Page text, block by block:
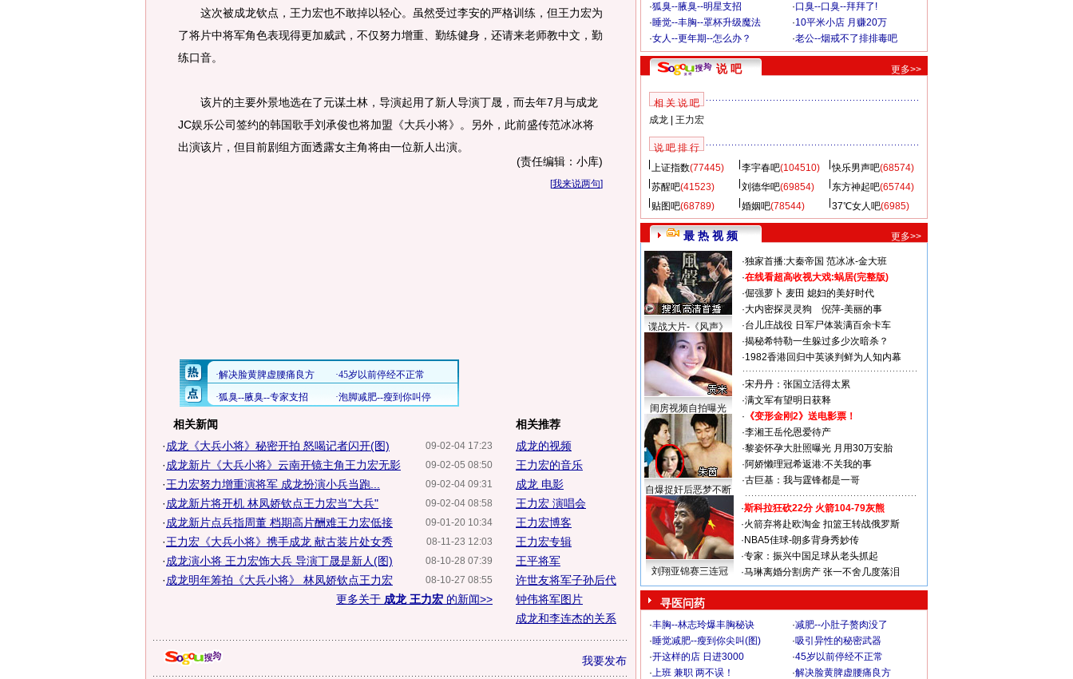
这次被成龙钦点，王力宏也不敢掉以轻心。虽然受过李安的严格训练，但王力宏为
了将片中将军角色表现得更加威武，不仅努力增重、勤练健身，还请来老师教中文，勤
练口音。
该片的主要外景地选在了元谋土林，导演起用了新人导演丁晟，而去年7月与成龙
JC娱乐公司签约的韩国歌手刘承俊也将加盟《大兵小将》。另外，此前盛传范冰冰将
出演该片，但目前剧组方面透露女主角将由一位新人出演。
(责任编辑：小库)
[我来说两句]
相关新闻
09-02-04 17:23
·成龙《大兵小将》秘密开拍 怒喝记者闪开(图)
09-02-05 08:50
·成龙新片《大兵小将》云南开镜主角王力宏无影
09-02-04 09:31
·王力宏努力增重演将军 成龙扮演小兵当跑...
09-02-04 08:58
·成龙新片将开机 林凤娇钦点王力宏当"大兵"
09-01-20 10:34
·成龙新片点兵指周董 档期高片酬难王力宏低接
08-11-23 12:03
·王力宏《大兵小将》携手成龙 献古装片处女秀
08-10-28 07:39
·成龙演小将 王力宏饰大兵 导演丁晟是新人(图)
08-10-27 08:55
·成龙明年筹拍《大兵小将》 林凤娇钦点王力宏
更多关于 成龙 王力宏 的新闻>>
相关推荐
成龙的视频
王力宏的音乐
成龙 电影
王力宏 演唱会
王力宏博客
王力宏专辑
王平将军
许世友将军子孙后代
钟伟将军图片
成龙和李连杰的关系
我要发布
·狐臭--腋臭--明星支招 ·口臭--口臭--拜拜了!
·睡觉--丰胸--罩杯升级魔法 ·10平米小店 月赚20万
·女人--更年期--怎么办？ ·老公--烟戒不了排排毒吧
说 吧 更多>>
相 关 说 吧
成龙| 王力宏
说 吧 排 行
上证指数(77445) 李宇春吧(104510) 快乐男声吧(68574)
苏醒吧(41523) 刘德华吧(69854) 东方神起吧(65744)
贴图吧(68789) 婚姻吧(78544) 37℃女人吧(6985)
最 热 视 频 更多>>
谍战大片-《风声》
闺房视频自拍曝光
自爆捉奸后恶梦不断
·独家首播:大秦帝国 范冰冰-金大班
·在线看超高收视大戏:蜗居(完整版)
·倔强萝卜 麦田 媳妇的美好时代
·大内密探灵灵狗
倪萍-美丽的事
·台儿庄战役 日军尸体装满百余卡车
·揭秘希特勒一生躲过多少次暗杀？
·1982香港回归中英谈判鲜为人知内幕
·宋丹丹：张国立活得太累
·满文军有望明日获释
· 《变形金刚2》送电影票！
·李湘王岳伦恩爱待产
·黎姿怀孕大肚照曝光 月用30万安胎
·阿娇懒理冠希返港:不关我的事
·古巨基：我与霆锋都是一哥
刘翔亚锦赛三连冠
·斯科拉狂砍22分 火箭104-79灰熊
·火箭弃将赴欧淘金 扣篮王转战俄罗斯
· NBA5佳球-朗多背身秀妙传
·专家：振兴中国足球从老头抓起
·马琳离婚分割房产 张一不舍几度落泪
寻医问药
·丰胸--林志玲爆丰胸秘诀 ·减肥--小肚子赘肉没了
·睡觉减肥--瘦到你尖叫(图) ·吸引异性的秘密武器
·开这样的店 日进3000 ·45岁以前停经不正常
·上班 兼职 两不误！ ·解决脸黄脾虚腰痛良方